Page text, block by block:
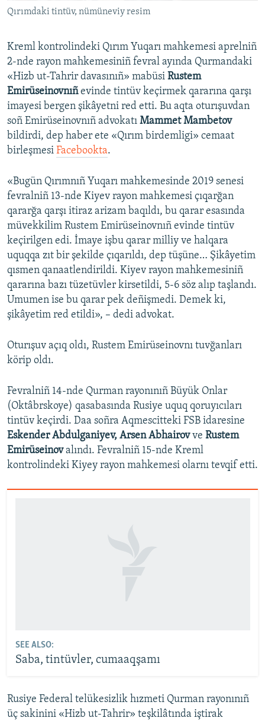
RFE/RS bütün saytları
Qırımdaki tintüv, nümüneviy resim
Kreml kontrolindeki Qırım Yuqarı mahkemesi aprelniñ
2-nde rayon mahkemesiniñ fevral ayında Qurmandaki
«Hizb ut-Tahrir davasınıñ» mabüsi Rustem
Emirüseinovnıñevinde tintüv keçirmek qararına qarşı
imayesi bergen şikâyetni red etti. Bu aqta oturışuvdan
soñ Emirüseinovnıñ advokatı Mammet Mambetov
bildirdi, dep haber ete «Qırım birdemligi» cemaat
birleşmesi Facebookta.
«Bugün Qırımnıñ Yuqarı mahkemesinde 2019 senesi
fevralniñ 13-nde Kiyev rayon mahkemesi çıqarğan
qararğa qarşı itiraz arizam baqıldı, bu qarar esasında
müvekkilim Rustem Emirüseinovnıñ evinde tintüv
keçirilgen edi. İmaye işbu qarar milliy ve halqara
uquqqa zıt bir şekilde çıqarıldı, dep tüşüne… Şikâyetim
qısmen qanaatlendirildi. Kiyev rayon mahkemesiniñ
qararına bazı tüzetüvler kirsetildi, 5-6 söz alıp taşlandı.
Umumen ise bu qarar pek deñişmedi. Demek ki,
şikâyetim red etildi», – dedi advokat.
Oturışuv açıq oldı, Rustem Emirüseinovnı tuvğanları
körip oldı.
Fevralniñ 14-nde Qurman rayonınıñ Büyük Onlar
(Oktâbrskoye) qasabasında Rusiye uquq qoruyıcıları
tintüv keçirdi. Daa soñra Aqmescitteki FSB idaresine
Eskender Abdulganiyev, Arsen Abhairovve Rustem
Emirüseinovalındı. Fevralniñ 15-nde Kreml
kontrolindeki Kiyey rayon mahkemesi olarnı tevqif etti.
SEE ALSO:
Saba, tintüvler, cumaaqşamı
Rusiye Federal telükesizlik hızmeti Qurman rayonınıñ
üç sakinini «Hizb ut-Tahrir» teşkilâtında iştirak